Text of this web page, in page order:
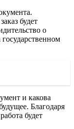
будет
о
и какова
Благодаря
будет